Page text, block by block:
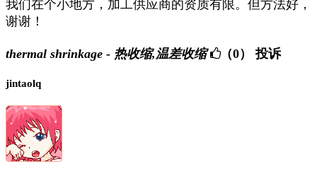
我们在个小地方，加工供应商的资质有限。但方法好，
谢谢！
thermal shrinkage - 热收缩,温差收缩 （0） 投诉
jintaolq